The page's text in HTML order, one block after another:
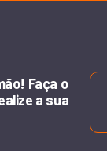
Faça o
a sua